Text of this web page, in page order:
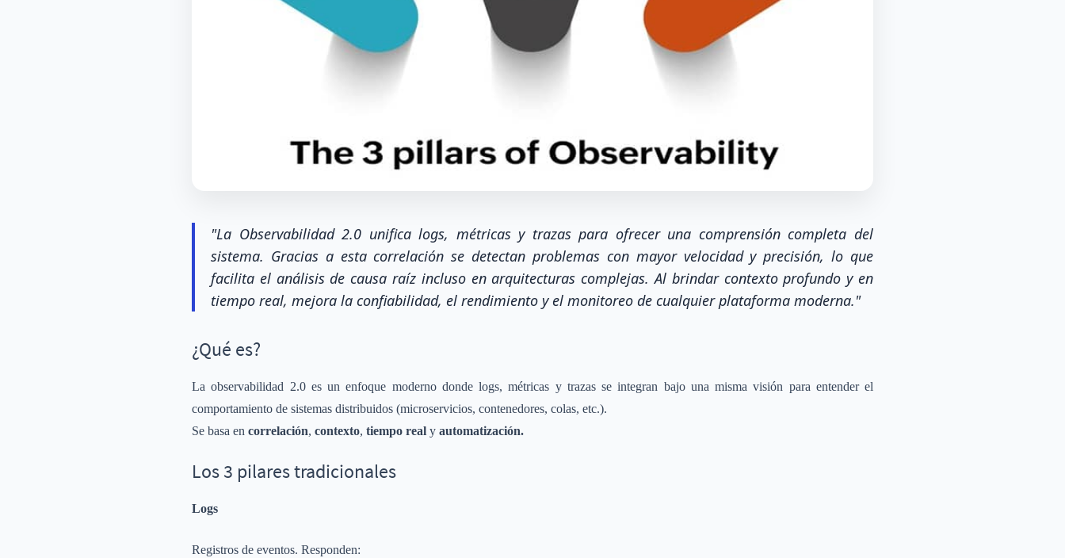
"La Observabilidad 2.0 unifica logs, métricas y trazas para ofrecer una comprensión completa del
sistema. Gracias a esta correlación se detectan problemas con mayor velocidad y precisión, lo que
facilita el análisis de causa raíz incluso en arquitecturas complejas. Al brindar contexto profundo y en
tiempo real, mejora la confiabilidad, el rendimiento y el monitoreo de cualquier plataforma moderna."
¿Qué es?
La observabilidad 2.0 es un enfoque moderno donde logs, métricas y trazas se integran bajo una misma visión para entender el
comportamiento de sistemas distribuidos (microservicios, contenedores, colas, etc.).
Se basa en correlación, contexto, tiempo real y automatización.
Los 3 pilares tradicionales
Logs
Registros de eventos. Responden: